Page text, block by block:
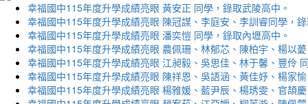
幸福國中115年度升學成績亮眼 黃安正 同學，錄取武陵高中。
幸福國中115年度升學成績亮眼 陳冠謀、李庭安、李訓睿同學，
幸福國中115年度升學成績亮眼 潘奕愷 同學，錄取內壢高中。
幸福國中115年度升學成績亮眼 農佩珊、林郁芯、陳柏宇、楊以
幸福國中115年度升學成績亮眼 江昶毅、吳思佳、林于馨、豐伶
幸福國中115年度升學成績亮眼 陳祥恩、吳語涵、黃佳妤、楊家
幸福國中115年度升學成績亮眼 楊雅媛、藍尹辰、楊琇雯、官頡